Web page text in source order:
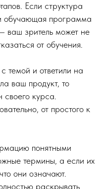
Если структура
обучающая программа
ваш зритель может не
от обучения.
темой и ответили на
ваш продукт, то
своего курса.
от простого к
понятными
термины, а если их
они означают.
раскрывать